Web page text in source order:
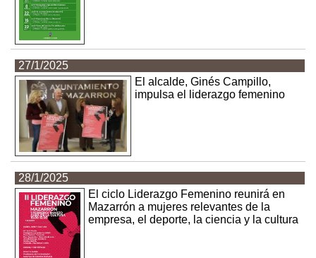
27/1/2025
El alcalde, Ginés Campillo,
impulsa el liderazgo femenino
28/1/2025
El ciclo Liderazgo Femenino reunirá en
Mazarrón a mujeres relevantes de la
empresa, el deporte, la ciencia y la cultura